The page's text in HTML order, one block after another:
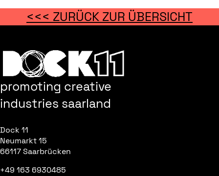
<<< ZURÜCK ZUR ÜBERSICHT
promoting creative
industries saarland
Dock 11
Neumarkt 15
66117 Saarbrücken
+49 163 6930485